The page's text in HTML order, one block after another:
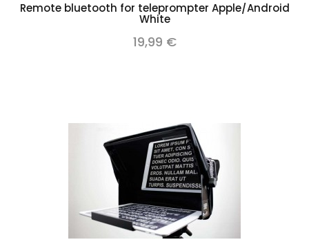
Remote bluetooth for teleprompter Apple/Android
White
19,99 €